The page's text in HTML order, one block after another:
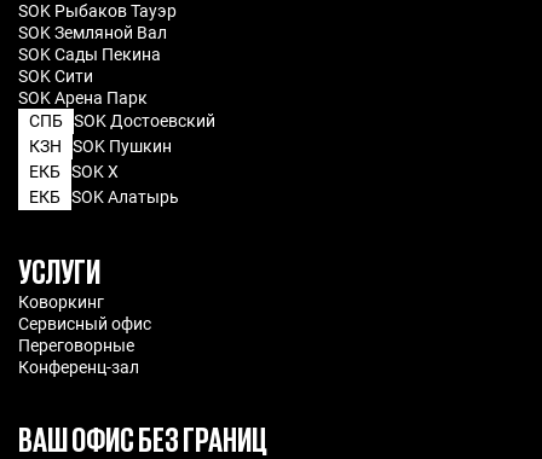
SOK Рыбаков Тауэр
SOK Земляной Вал
SOK Сады Пекина
SOK Сити
SOK Арена Парк
СПБ SOK Достоевский
КЗН
SOK Пушкин
ЕКБ SOK X
ЕКБ SOK Алатырь
УСЛУГИ
Коворкинг
Сервисный офис
Переговорные
Конференц-зал
ВАШ ОФИС БЕЗ ГРАНИЦ